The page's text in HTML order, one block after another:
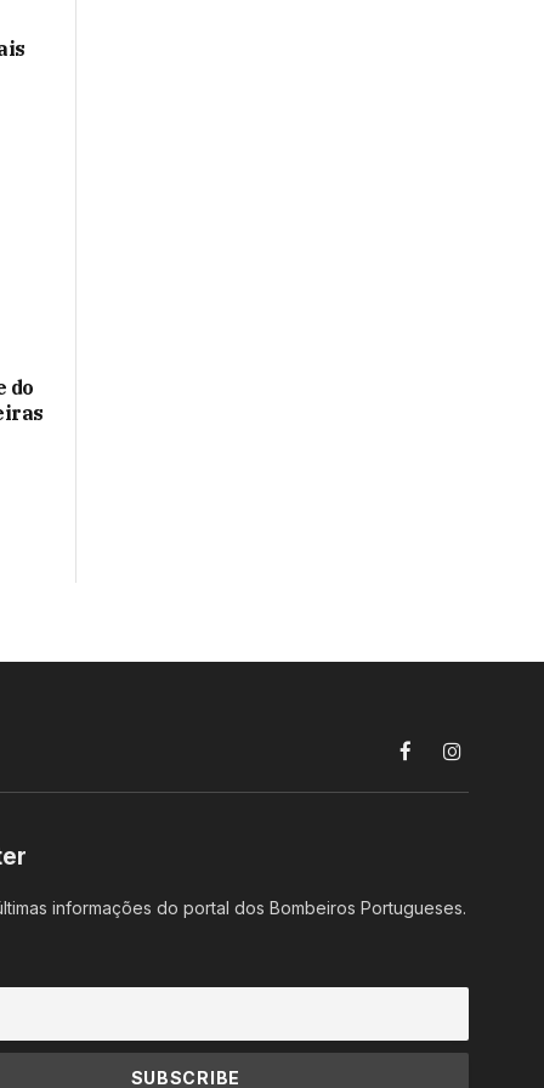
do
FacebookInstagram
informações do portal dos Bombeiros Portugueses.